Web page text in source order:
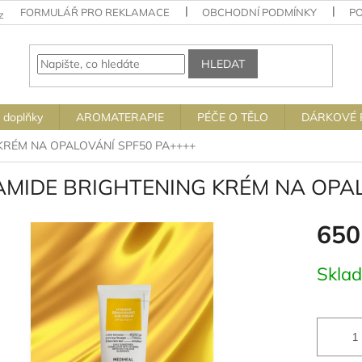
FORMULÁŘ PRO REKLAMACE OBCHODNÍ PODMÍNKY
HLEDAT
doplňky AROMATERAPIE PÉČE O TĚLO DÁRKOVÉ
NA OPALOVÁNÍ SPF50 PA++++
BRIGHTENING KRÉM NA
cena: